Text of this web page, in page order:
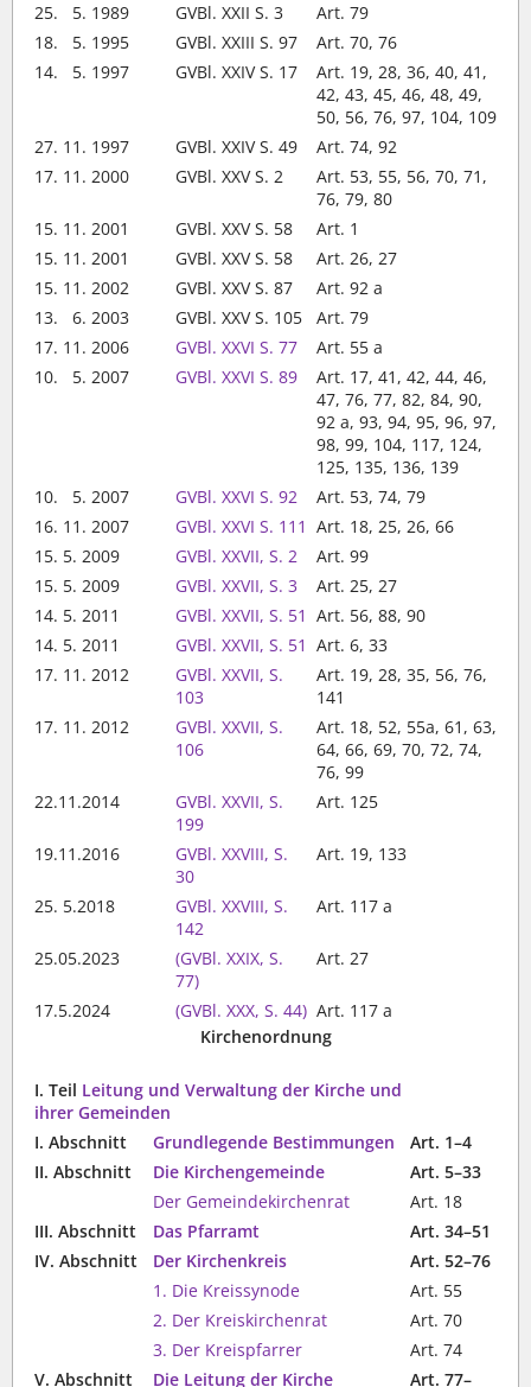
25. 5. 1989
GVBl. XXII S. 3
Art. 79
18. 5. 1995
GVBl. XXIII S. 97
Art. 70, 76
14. 5. 1997
GVBl. XXIV S. 17
Art. 19, 28, 36, 40, 41,
42, 43, 45, 46, 48, 49,
50, 56, 76, 97, 104, 109
27. 11. 1997
GVBl. XXIV S. 49
Art. 74, 92
17. 11. 2000
GVBl. XXV S. 2
Art. 53, 55, 56, 70, 71,
76, 79, 80
15. 11. 2001
GVBl. XXV S. 58
Art. 1
15. 11. 2001
GVBl. XXV S. 58
Art. 26, 27
15. 11. 2002
GVBl. XXV S. 87
Art. 92 a
13. 6. 2003
GVBl. XXV S. 105
Art. 79
17. 11. 2006
GVBl. XXVI S. 77
Art. 55 a
10. 5. 2007
GVBl. XXVI S. 89
Art. 17, 41, 42, 44, 46,
47, 76, 77, 82, 84, 90,
92 a, 93, 94, 95, 96, 97,
98, 99, 104, 117, 124,
125, 135, 136, 139
10. 5. 2007
GVBl. XXVI S. 92
Art. 53, 74, 79
16. 11. 2007
GVBl. XXVI S. 111 Art. 18, 25, 26, 66
15. 5. 2009
GVBl. XXVII, S. 2
Art. 99
15. 5. 2009
GVBl. XXVII, S. 3
Art. 25, 27
14. 5. 2011
GVBl. XXVII, S. 51 Art. 56, 88, 90
14. 5. 2011
GVBl. XXVII, S. 51 Art. 6, 33
17. 11. 2012
GVBl. XXVII, S.
103
Art. 19, 28, 35, 56, 76,
141
17. 11. 2012
GVBl. XXVII, S.
106
Art. 18, 52, 55a, 61, 63,
64, 66, 69, 70, 72, 74,
76, 99
22.11.2014
GVBl. XXVII, S.
199
Art. 125
19.11.2016
GVBl. XXVIII, S.
30
Art. 19, 133
25. 5.2018
GVBl. XXVIII, S.
142
Art. 117 a
25.05.2023
(GVBl. XXIX, S.
77)
Art. 27
17.5.2024 (GVBl. XXX, S. 44) Art. 117 a
Kirchenordnung
I. Teil Leitung und Verwaltung der Kirche und
ihrer Gemeinden
I. Abschnitt
Grundlegende Bestimmungen
Art. 1–4
II. Abschnitt
Die Kirchengemeinde
Art. 5–33
Der Gemeindekirchenrat
Art. 18
III. Abschnitt
Das Pfarramt
Art. 34–51
IV. Abschnitt
Der Kirchenkreis
Art. 52–76
1. Die Kreissynode
Art. 55
2. Der Kreiskirchenrat
Art. 70
3. Der Kreispfarrer
Art. 74
V. Abschnitt
Die Leitung der Kirche
Art. 77–